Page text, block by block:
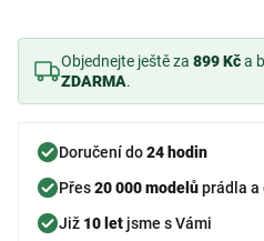
Objednejte ještě za 899 Kča
ZDARMA.
Doručení do24 hodin
Přes20 000 modelůprádla a
Již 10 let jsme s Vámi